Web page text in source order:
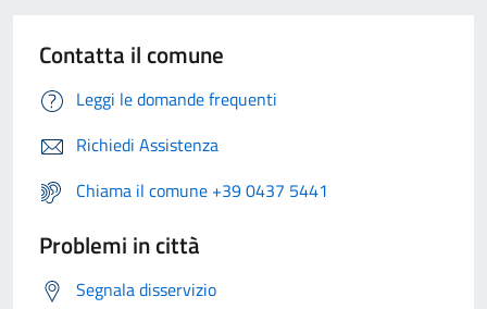
Contatta il comune
Leggi le domande frequenti
Richiedi Assistenza
Chiama il comune +39 0437 5441
Problemi in città
Segnala disservizio